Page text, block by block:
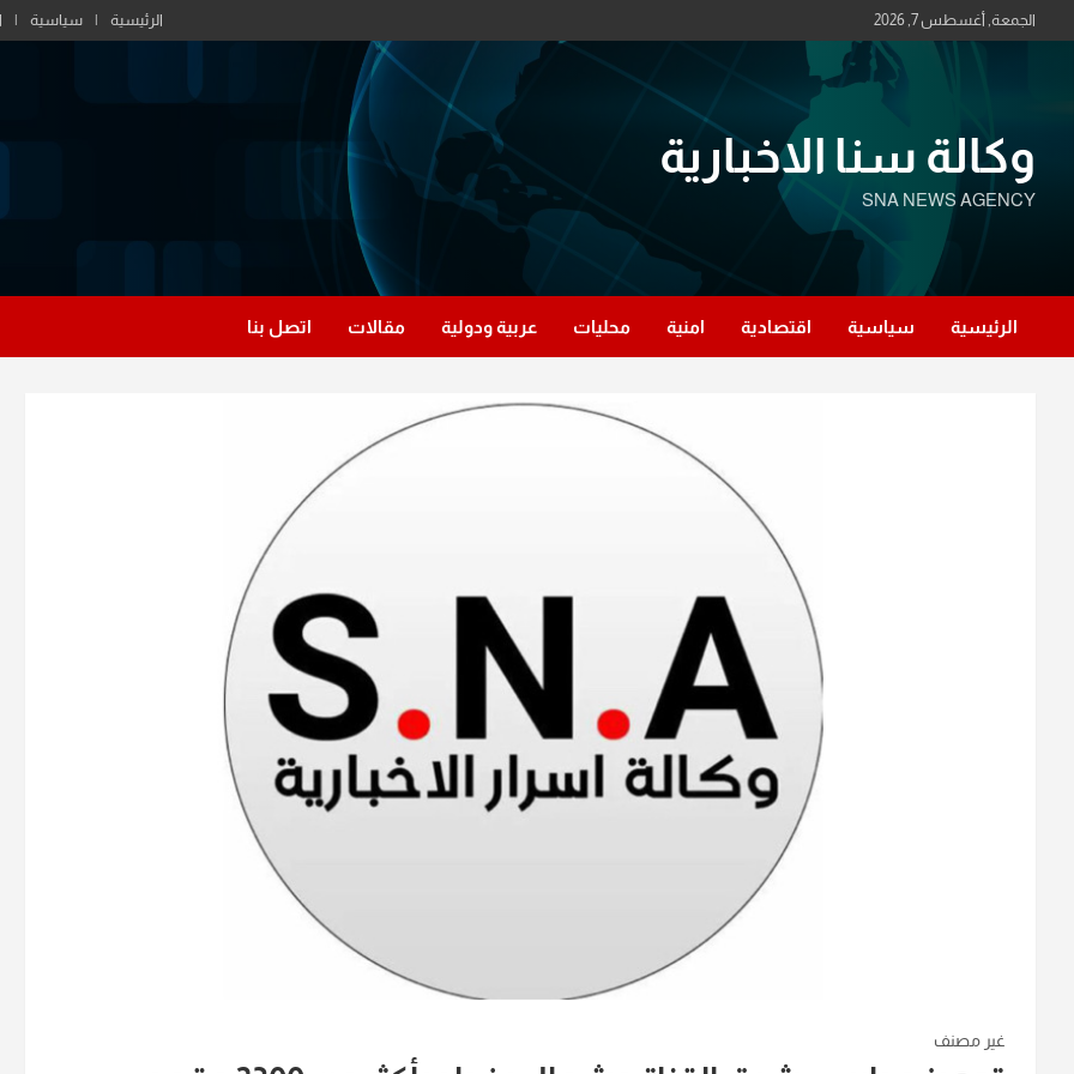
to
الجمعة, أغسطس 7, 2026 الرئيسية سياسية
وكالة سنا الاخبارية
SNA NEWS AGENCY
الرئيسية سياسية اقتصادية امنية محليات عربية ودولية مقالات اتصل بنا
غير مصنف